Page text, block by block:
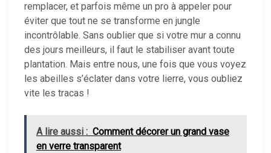
remplacer, et parfois même un pro à appeler pour
éviter que tout ne se transforme en jungle
incontrôlable. Sans oublier que si votre mur a connu
des jours meilleurs, il faut le stabiliser avant toute
plantation. Mais entre nous, une fois que vous voyez
les abeilles s’éclater dans votre lierre, vous oubliez
vite les tracas !
A lire aussi : Comment décorer un grand vase
en verre transparent